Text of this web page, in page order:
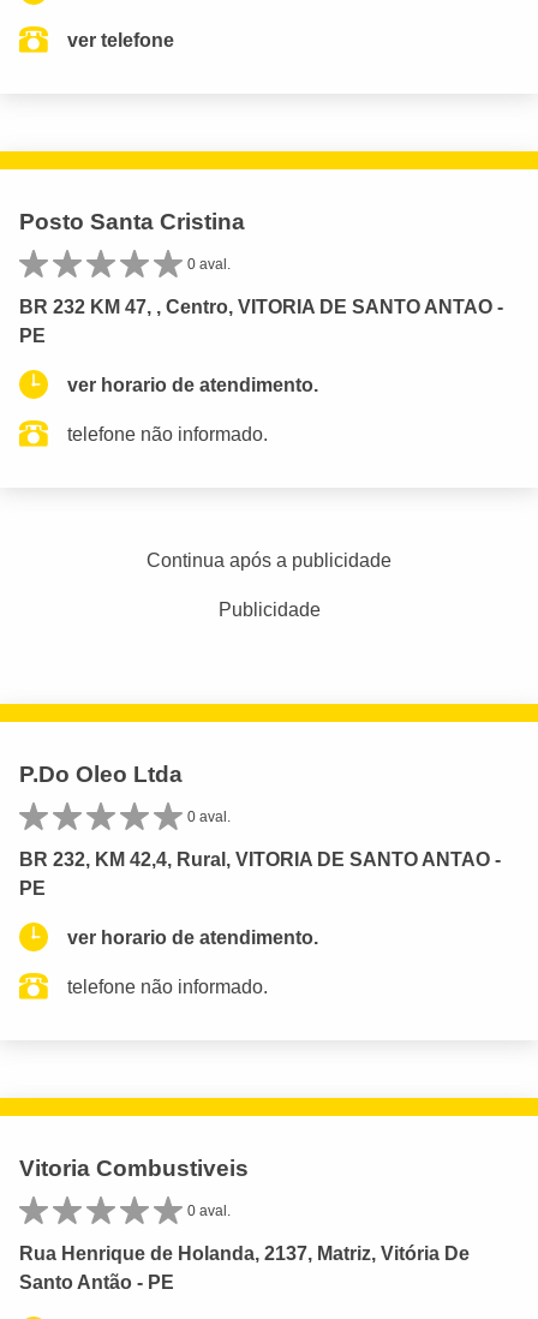
ver telefone
Posto Santa Cristina
0 aval.
BR 232 KM 47, , Centro, VITORIA DE SANTO ANTAO -
PE
ver horario de atendimento.
telefone não informado.
Continua após a publicidade
Publicidade
P.Do Oleo Ltda
0 aval.
BR 232, KM 42,4, Rural, VITORIA DE SANTO ANTAO -
PE
ver horario de atendimento.
telefone não informado.
Vitoria Combustiveis
0 aval.
Rua Henrique de Holanda, 2137, Matriz, Vitória De
Santo Antão - PE